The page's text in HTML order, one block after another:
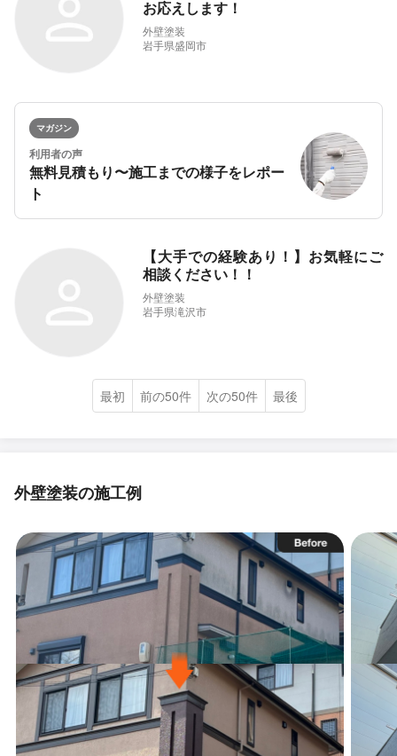
お応えします！
外壁塗装
岩手県盛岡市
マガジン
利用者の声
無料見積もり〜施工までの様子をレポー
ト
【大手での経験あり！】お気軽にご
相談ください！！
外壁塗装
岩手県滝沢市
最初 前の50件 次の50件 最後
外壁塗装の施工例